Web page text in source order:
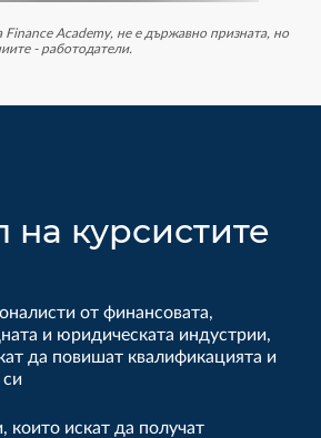
Finance Academy, не е държавно призната, но
- работодатели.
курсистите
от финансовата,
и юридическата индустрии,
да повишат квалификацията и
си
които искат да получат